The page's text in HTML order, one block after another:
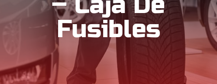
Fusibles